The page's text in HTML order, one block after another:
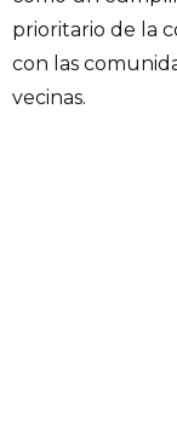
prioritario de la
con las
vecinas.